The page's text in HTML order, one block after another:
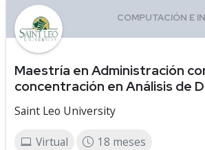
Maestría en Administración
concentración en Análisis de
Saint Leo University
Virtual 18 meses